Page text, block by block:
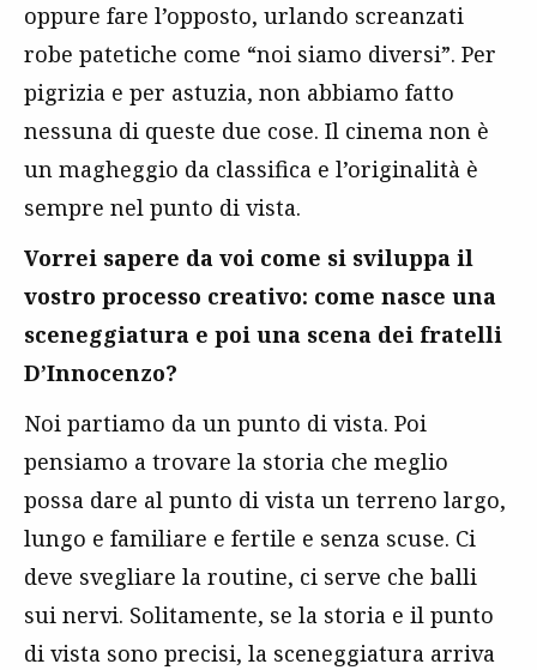
oppure fare l’opposto, urlando screanzati
robe patetiche come “noi siamo diversi”. Per
pigrizia e per astuzia, non abbiamo fatto
nessuna di queste due cose. Il cinema non è
un magheggio da classifica e l’originalità è
sempre nel punto di vista.
Vorrei sapere da voi come si sviluppa il
vostro processo creativo: come nasce una
sceneggiatura e poi una scena dei fratelli
D’Innocenzo?
Noi partiamo da un punto di vista. Poi
pensiamo a trovare la storia che meglio
possa dare al punto di vista un terreno largo,
lungo e familiare e fertile e senza scuse. Ci
deve svegliare la routine, ci serve che balli
sui nervi. Solitamente, se la storia e il punto
di vista sono precisi, la sceneggiatura arriva